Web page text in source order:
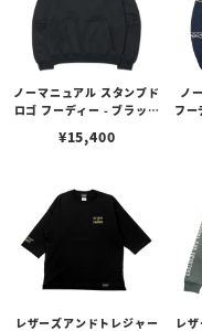
ノーマニュアル スタンプド
ロゴ フーディー - ブラック
¥15,400
ノ
フー
レザーズアンドトレジャー
レ